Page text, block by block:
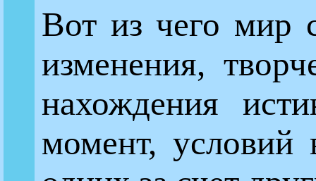
Вот из чего мир
изменения,
нахождения
момент, условий